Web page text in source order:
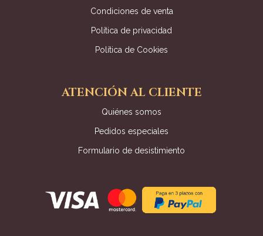
Condiciones de venta
Política de privacidad
Política de Cookies
ATENCIÓN AL CLIENTE
Quiénes somos
Pedidos especiales
Formulario de desistimiento